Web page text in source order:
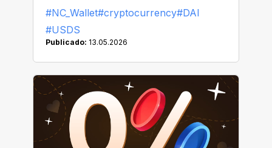
DAI de sus listados.
#NC_Wallet#cryptocurrency#DAI
#USDS
Publicado: 13.05.2026